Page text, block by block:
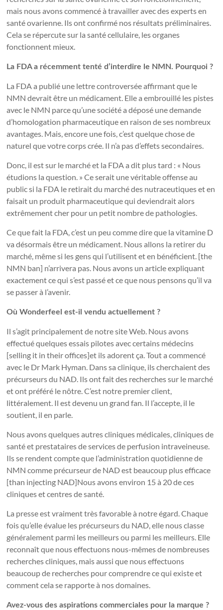
mais nous avons commencé à travailler avec des experts en
santé ovarienne. Ils ont confirmé nos résultats préliminaires.
Cela se répercute sur la santé cellulaire, les organes
fonctionnent mieux.
La FDA a récemment tenté d’interdire le NMN. Pourquoi ?
La FDA a publié une lettre controversée affirmant que le
NMN devrait être un médicament. Elle a embrouillé les pistes
avec le NMN parce qu’une société a déposé une demande
d’homologation pharmaceutique en raison de ses nombreux
avantages. Mais, encore une fois, c’est quelque chose de
naturel que votre corps crée. Il n’a pas d’effets secondaires.
Donc, il est sur le marché et la FDA a dit plus tard : « Nous
étudions la question. » Ce serait une véritable offense au
public si la FDA le retirait du marché des nutraceutiques et en
faisait un produit pharmaceutique qui deviendrait alors
extrêmement cher pour un petit nombre de pathologies.
Ce que fait la FDA, c’est un peu comme dire que la vitamine D
va désormais être un médicament. Nous allons la retirer du
marché, même si les gens qui l’utilisent et en bénéficient. [the
NMN ban] n’arrivera pas. Nous avons unarticleexpliquant
exactement ce qui s’est passé et ce que nous pensons qu’il va
se passer à l’avenir.
Où Wonderfeel est-il vendu actuellement ?
Il s’agit principalement de notre site Web. Nous avons
effectué quelques essais pilotes avec certains médecins
[selling it in their offices]et ils adorent ça. Tout a commencé
avec le Dr Mark Hyman. Dans sa clinique, ils cherchaient des
précurseurs du NAD. Ils ont fait des recherches sur le marché
et ont préféré le nôtre.C’est notre premier client,
littéralement. Il est devenu un grand fan. Il l’accepte, il le
soutient, il en parle.
Nous avons quelques autres cliniques médicales, cliniques de
santé et prestataires de services de perfusion intraveineuse.
Ils se rendent compte que l’administration quotidienne de
NMN comme précurseur de NAD est beaucoup plus efficace
[than injecting NAD]Nous avons environ 15 à 20 de ces
cliniques et centres de santé.
La presse est vraiment très favorable à notre égard. Chaque
fois qu’elle évalue les précurseurs du NAD, elle nous classe
généralement parmi les meilleurs ou parmi les meilleurs. Elle
reconnaît que nous effectuons nous-mêmes de nombreuses
recherches cliniques, mais aussi que nous effectuons
beaucoup de recherches pour comprendre ce qui existe et
comment cela se rapporte à nos domaines.
Avez-vous des aspirations commerciales pour la marque ?